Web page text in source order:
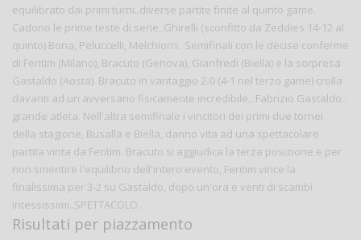
equilibrato dai primi turni..diverse partite finite al quinto game.
Cadono le prime teste di serie, Ghirelli (sconfitto da Zeddies 14-12 al
quinto) Bona, Peluccelli, Melchiorri.. Semifinali con le decise conferme
di Feritim (Milano), Bracuto (Genova), Gianfredi (Biella) e la sorpresa
Gastaldo (Aosta). Bracuto in vantaggio 2-0 (4-1 nel terzo game) crolla
davanti ad un avversario fisicamente incredibile.. Fabrizio Gastaldo..
grande atleta. Nell'altra semifinale i vincitori dei primi due tornei
della stagione, Busalla e Biella, danno vita ad una spettacolare
partita vinta da Feritim. Bracuto si aggiudica la terza posizione e per
non smentire l'equilibrio dell'intero evento, Feritim vince la
finalissima per 3-2 su Gastaldo, dopo un'ora e venti di scambi
intessissimi..SPETTACOLO..
Risultati per piazzamento